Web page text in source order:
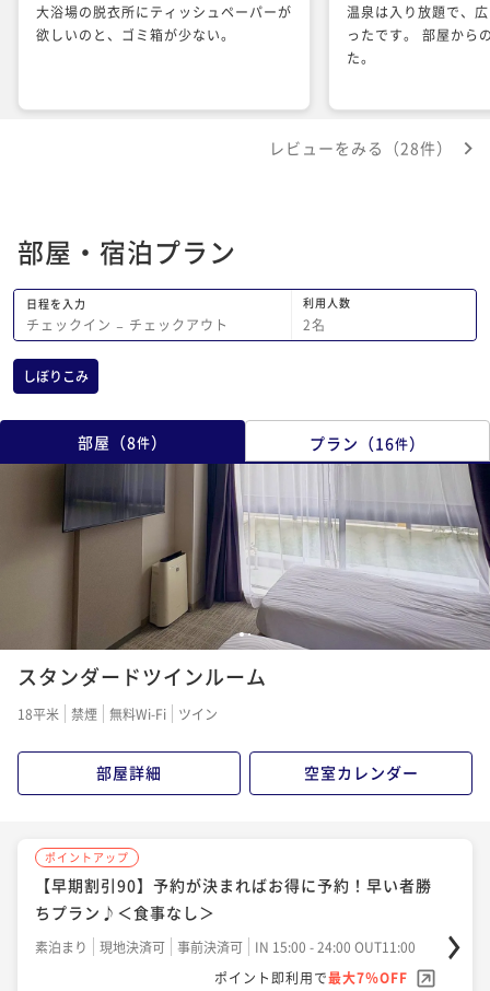
大浴場の脱衣所にティッシュペーパーが
欲しいのと、ゴミ箱が少ない。
温泉は入り放題で、
ったです。 部屋から
た。
レビューをみる（28件）
部屋・宿泊プラン
日程を入力
チェックイン − チェックアウト
利用人数
2名
しぼりこみ
部屋 （8件） プラン （16件）
12
スタンダードツインルーム
18平米 禁煙 無料Wi-Fi ツイン
部屋詳細 空室カレンダー
ポイントアップ
【早期割引90】予約が決まればお得に予約！早い者勝
ちプラン♪＜食事なし＞
素泊まり 現地決済可 事前決済可
IN 15:00 - 24:00 OUT11:00
ポイント即利用で最大7％OFF